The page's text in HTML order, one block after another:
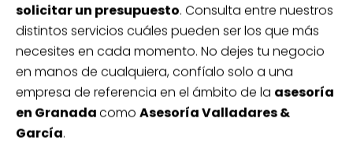
solicitar un presupuesto. Consulta entre nuestros
distintos servicios cuáles pueden ser los que más
necesites en cada momento. No dejes tu negocio
en manos de cualquiera, confíalo solo a una
empresa de referencia en el ámbito de la asesoría
en Granadacomo Asesoría Valladares &
García.